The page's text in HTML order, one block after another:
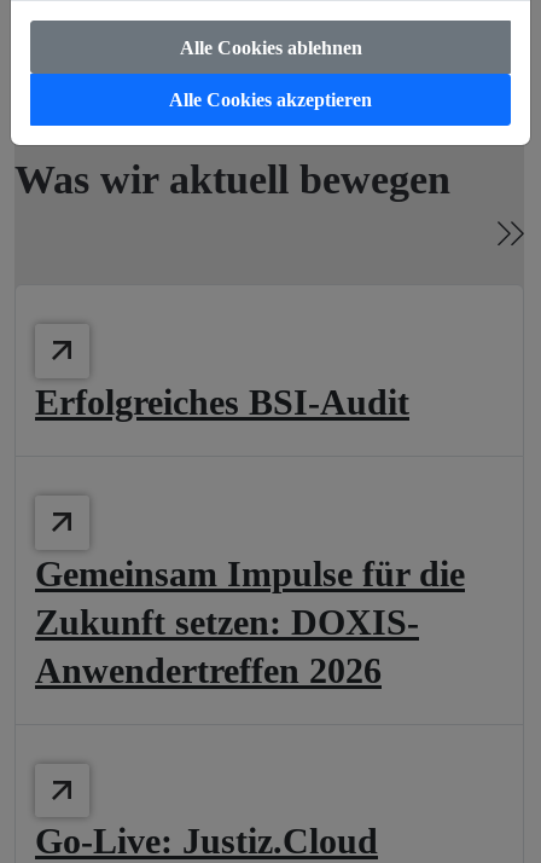
Was wir aktuell bewegen
Erfolgreiches BSI-Audit
Gemeinsam Impulse für die
Zukunft setzen: DOXIS-
Anwendertreffen 2026
Go-Live: Justiz.Cloud
Alle Cookies ablehnen
Alle Cookies akzeptieren